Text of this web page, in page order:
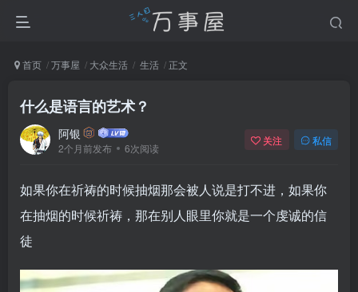
首页 万事屋 大众生活 生活 正文
什么是语言的艺术？
阿银
2个月前发布 6次阅读
关注 私信
如果你在祈祷的时候抽烟那会被人说是打不进，如果你
在抽烟的时候祈祷，那在别人眼里你就是一个虔诚的信
徒